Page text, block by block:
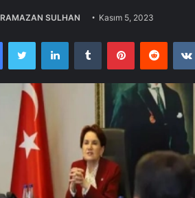
RAMAZAN SULHAN Kasım 5, 2023
FacebookTwitter LinkedInTumblr PinterestReddit